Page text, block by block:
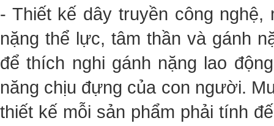
- Thiết kế dây truyền công nghệ,
nặng thể lực, tâm thần và gánh
để thích nghi gánh nặng lao
năng chịu đựng của con người.
thiết kế mỗi sản phẩm phải tính